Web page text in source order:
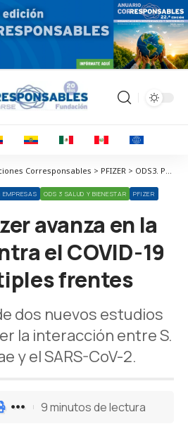
Corresponsables > Organizaciones Corresponsables > PFIZER > ODS3. Pfizer avanza en la batalla contra el COVID-19 en múltiples frentes
EMPRESAS ODS 3 SALUD Y BIENESTAR PFIZER
avanza en la
el COVID-19
frentes
dos nuevos estudios
la interacción entre S.
y el SARS-CoV-2.
9 minutos de lectura